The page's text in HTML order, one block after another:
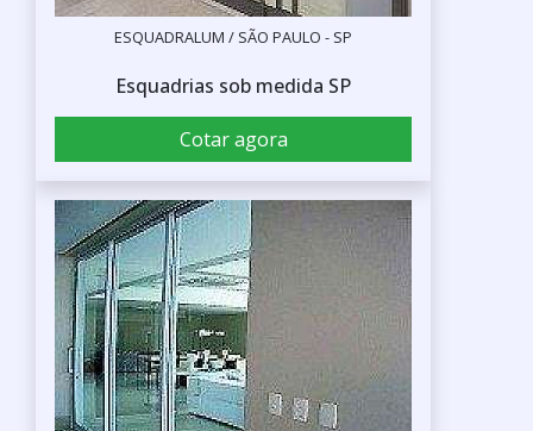
ESQUADRALUM / SÃO PAULO - SP
Esquadrias sob medida SP
Cotar agora